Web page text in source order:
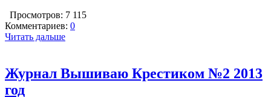
Просмотров: 7 115
Комментариев: 0
Читать дальше
Журнал Вышиваю Крестиком №2 2013
год